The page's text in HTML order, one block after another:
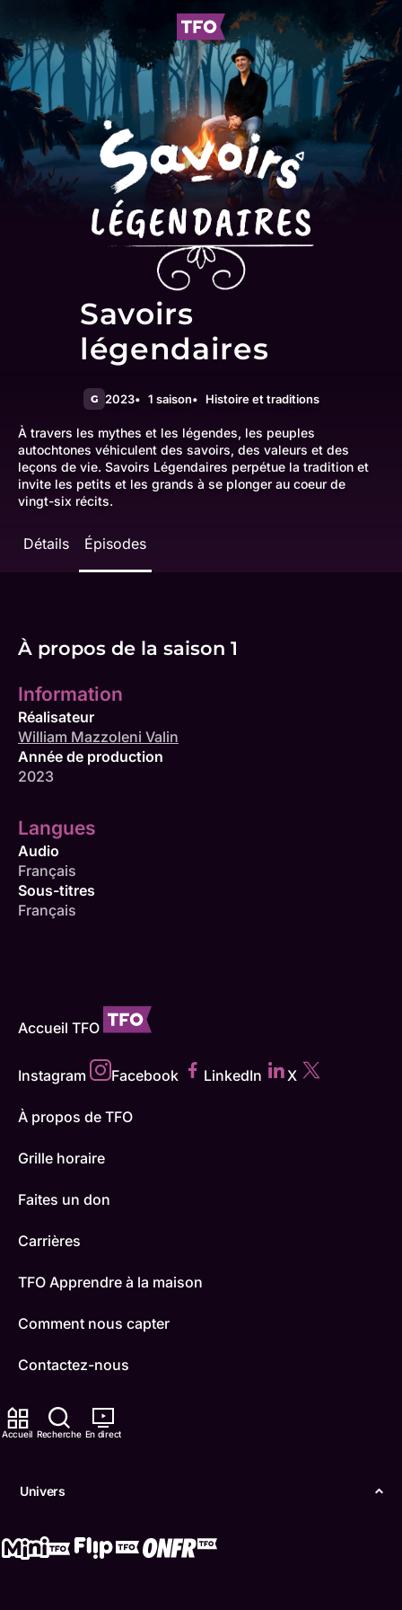
Accueil Recherche En direct
Univers
Savoirs
légendaires
G 2023 1 saison Histoire et traditions
À travers les mythes et les légendes, les peuples
autochtones véhiculent des savoirs, des valeurs et des
leçons de vie. Savoirs Légendaires perpétue la tradition et
invite les petits et les grands à se plonger au coeur de
vingt-six récits.
Détails Épisodes
À propos de la saison 1
Information
Réalisateur
William Mazzoleni Valin
Année de production
2023
Langues
Audio
Français
Sous-titres
Français
Accueil TFO
Instagram Facebook LinkedIn X
À propos de TFO
Grille horaire
Faites un don
Carrières
TFO Apprendre à la maison
Comment nous capter
Contactez-nous
ONFR
Boukili